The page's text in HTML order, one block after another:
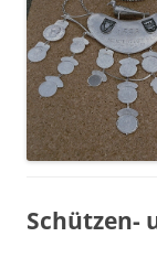
Schützen-